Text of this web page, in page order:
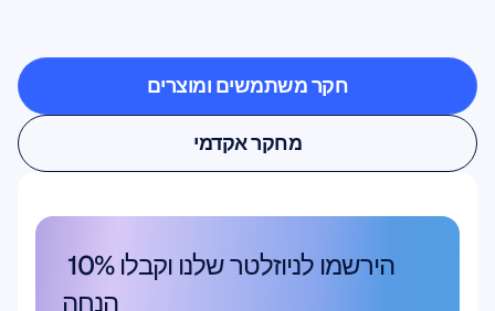
המוחיוצאיםמחוץלמעבדה
חקר משתמשים ומוצרים
חקר משתמשים ומוצרים
מחקר אקדמי
מחקר אקדמי
הנחה